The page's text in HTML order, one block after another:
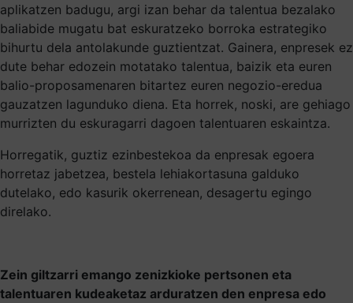
aplikatzen badugu, argi izan behar da talentua bezalako
baliabide mugatu bat eskuratzeko borroka estrategiko
bihurtu dela antolakunde guztientzat. Gainera, enpresek ez
dute behar edozein motatako talentua, baizik eta euren
balio-proposamenaren bitartez euren negozio-eredua
gauzatzen lagunduko diena. Eta horrek, noski, are gehiago
murrizten du eskuragarri dagoen talentuaren eskaintza.
Horregatik, guztiz ezinbestekoa da enpresak egoera
horretaz jabetzea, bestela lehiakortasuna galduko
dutelako, edo kasurik okerrenean, desagertu egingo
direlako.
Zein giltzarri emango zenizkioke pertsonen eta
talentuaren kudeaketaz arduratzen den enpresa edo